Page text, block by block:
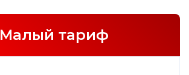
Малый тариф